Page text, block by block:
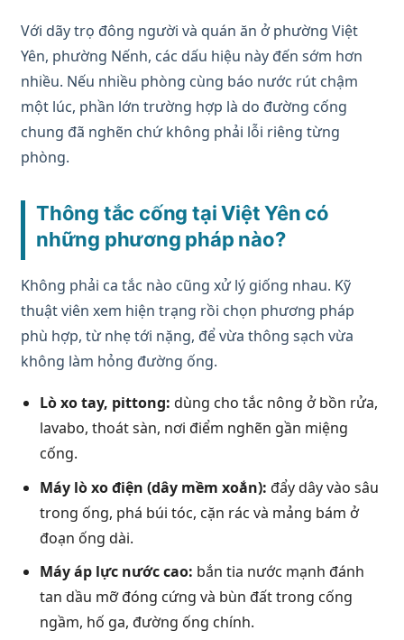
Với dãy trọ đông người và quán ăn ở phường Việt
Yên, phường Nếnh, các dấu hiệu này đến sớm hơn
nhiều. Nếu nhiều phòng cùng báo nước rút chậm
một lúc, phần lớn trường hợp là do đường cống
chung đã nghẽn chứ không phải lỗi riêng từng
phòng.
Thông tắc cống tại Việt Yên có
những phương pháp nào?
Không phải ca tắc nào cũng xử lý giống nhau. Kỹ
thuật viên xem hiện trạng rồi chọn phương pháp
phù hợp, từ nhẹ tới nặng, để vừa thông sạch vừa
không làm hỏng đường ống.
Lò xo tay, pittong: dùng cho tắc nông ở bồn rửa,
lavabo, thoát sàn, nơi điểm nghẽn gần miệng
cống.
Máy lò xo điện (dây mềm xoắn): đẩy dây vào sâu
trong ống, phá búi tóc, cặn rác và mảng bám ở
đoạn ống dài.
Máy áp lực nước cao: bắn tia nước mạnh đánh
tan dầu mỡ đóng cứng và bùn đất trong cống
ngầm, hố ga, đường ống chính.